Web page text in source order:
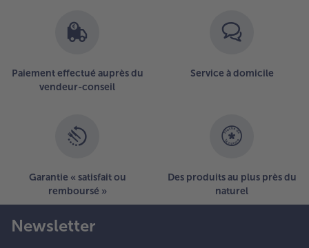
Paiement effectué auprès du
vendeur-conseil
Service à domicile
Garantie « satisfait ou
remboursé »
Des produits au plus près du
naturel
Newsletter